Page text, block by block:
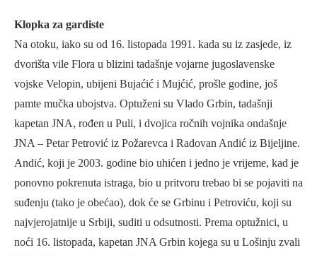
Klopka za gardiste
Na otoku, iako su od 16. listopada 1991. kada su iz zasjede, iz
dvorišta vile Flora u blizini tadašnje vojarne jugoslavenske
vojske Velopin, ubijeni Bujaćić i Mujćić, prošle godine, još
pamte mučka ubojstva. Optuženi su Vlado Grbin, tadašnji
kapetan JNA, rođen u Puli, i dvojica ročnih vojnika ondašnje
JNA – Petar Petrović iz Požarevca i Radovan Andić iz Bijeljine.
Andić, koji je 2003. godine bio uhićen i jedno je vrijeme, kad je
ponovno pokrenuta istraga, bio u pritvoru trebao bi se pojaviti na
suđenju (tako je obećao), dok će se Grbinu i Petroviću, koji su
najvjerojatnije u Srbiji, suditi u odsutnosti. Prema optužnici, u
noći 16. listopada, kapetan JNA Grbin kojega su u Lošinju zvali